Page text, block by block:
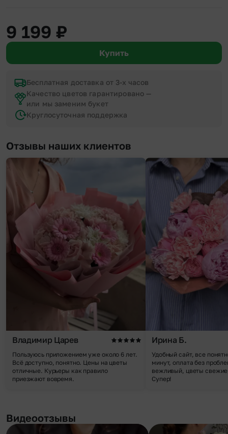
9 199 ₽
Купить
Бесплатная доставка от 3-х часов
Качество цветов гарантировано —
или мы заменим букет
Круглосуточная поддержка
Отзывы наших клиентов
Владимир Царев
Пользуюсь приложением уже около 6 лет.
Всё доступно, понятно. Цены на цветы
отличные. Курьеры как правило
приезжают вовремя.
Ирина Б.
Удобный сайт, все
минут, оплата без
вежливый, цветы
Супер!
Видеоотзывы